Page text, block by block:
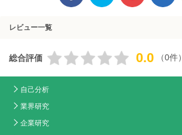
レビュー一覧
総合評価 0.0 （0件）
自己分析
業界研究
企業研究